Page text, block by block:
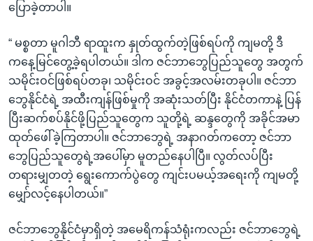
ပြောခဲ့တာပါ။
“ မစ္စတာ မူဂါဘီ ရာထူးက နှုတ်ထွက်တဲ့ဖြစ်ရပ်ကို ကျမတို့ ဒီ
ကနေ့မြင်တွေ့ခဲ့ရပါတယ်။ ဒါက ဇင်ဘာဘွေပြည်သူတွေ အတွက်
သမိုင်းဝင်ဖြစ်ရပ်တခု၊ သမိုင်းဝင် အခွင့်အလမ်းတခုပါ။ ဇင်ဘာ
ဘွေနိုင်ငံရဲ့ အထီးကျန်ဖြစ်မှုကို အဆုံးသတ်ပြီး နိုင်ငံတကာနဲ့ ပြန်
ပြီးဆက်စပ်နိုင်ဖို့ပြည်သူတွေက သူတို့ရဲ့ ဆန္ဒတွေကို အခိုင်အမာ
ထုတ်ဖေါ်ခဲ့ကြတာပါ။ ဇင်ဘာဘွေရဲ့ အနာဂတ်ကတော့ ဇင်ဘာ
ဘွေပြည်သူတွေရဲ့အပေါ်မှာ မူတည်နေပါပြီ။ လွတ်လပ်ပြီး
တရားမျှတတဲ့ ရွေးကောက်ပွဲတွေ ကျင်းပမယ့်အရေးကို ကျမတို့
မျှော်လင့်နေပါတယ်။”
ဇင်ဘာဘွေနိုင်ငံမှာရှိတဲ့ အမေရိကန်သံရုံးကလည်း ဇင်ဘာဘွေရဲ့